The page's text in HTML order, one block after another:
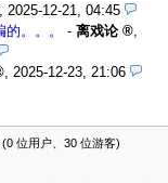
2025-12-21, 04:45
。。。
- 离戏论
2025-12-23, 21:06
位用户、30 位游客)